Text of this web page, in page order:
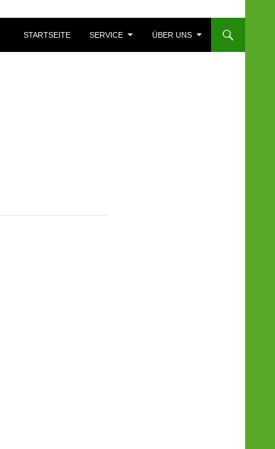
STARTSEITE
SERVICE ÜBER UNS